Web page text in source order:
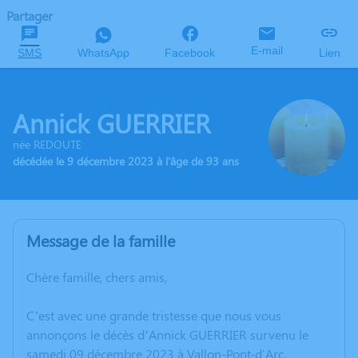
Partager
SMS WhatsApp Facebook E-mail Lien
Annick GUERRIER
née REDOUTE
décédée le 9 décembre 2023 à l'âge de 93 ans
Message de la famille
Chère famille, chers amis,
C’est avec une grande tristesse que nous vous
annonçons le décès d’Annick GUERRIER survenu le
samedi 09 décembre 2023 à Vallon-Pont-d'Arc.